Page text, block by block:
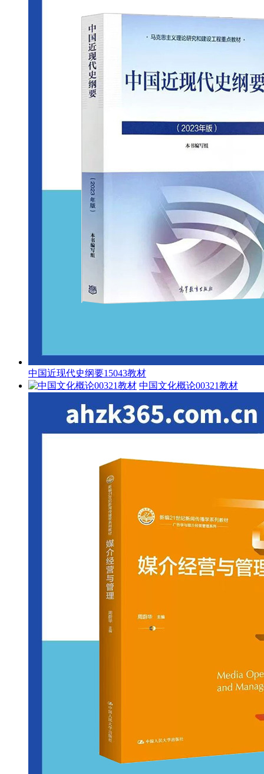
中国近现代史纲要15043教材
中国文化概论00321教材